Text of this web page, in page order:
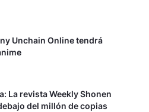
Unchain Online tendrá
La revista Weekly Shonen
del millón de copias